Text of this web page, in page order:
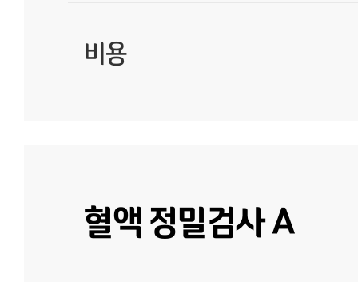
비용
혈액 정밀검사 A